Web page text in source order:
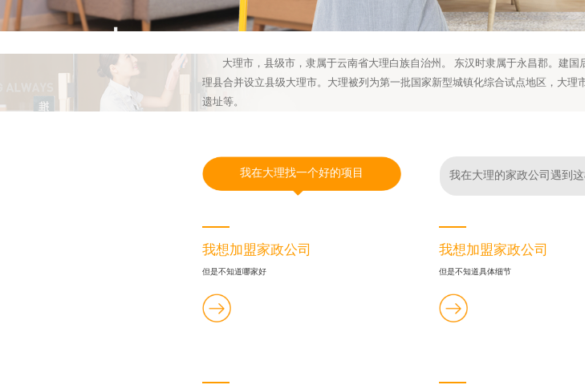
大理市，县级市，隶属于云南省大理白族自治州。 东汉时隶属于永昌郡。建
理县合并设立县级大理市。大理被列为第一批国家新型城镇化综合试点地区，大
遗址等。
我在大理找一个好的项目 我在大理的家政公司遇到
我想加盟家政公司
但是不知道哪家好
我想加盟家政公司
但是不知道具体细节